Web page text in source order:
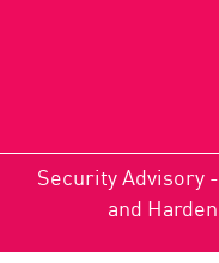
Security Advisory
and